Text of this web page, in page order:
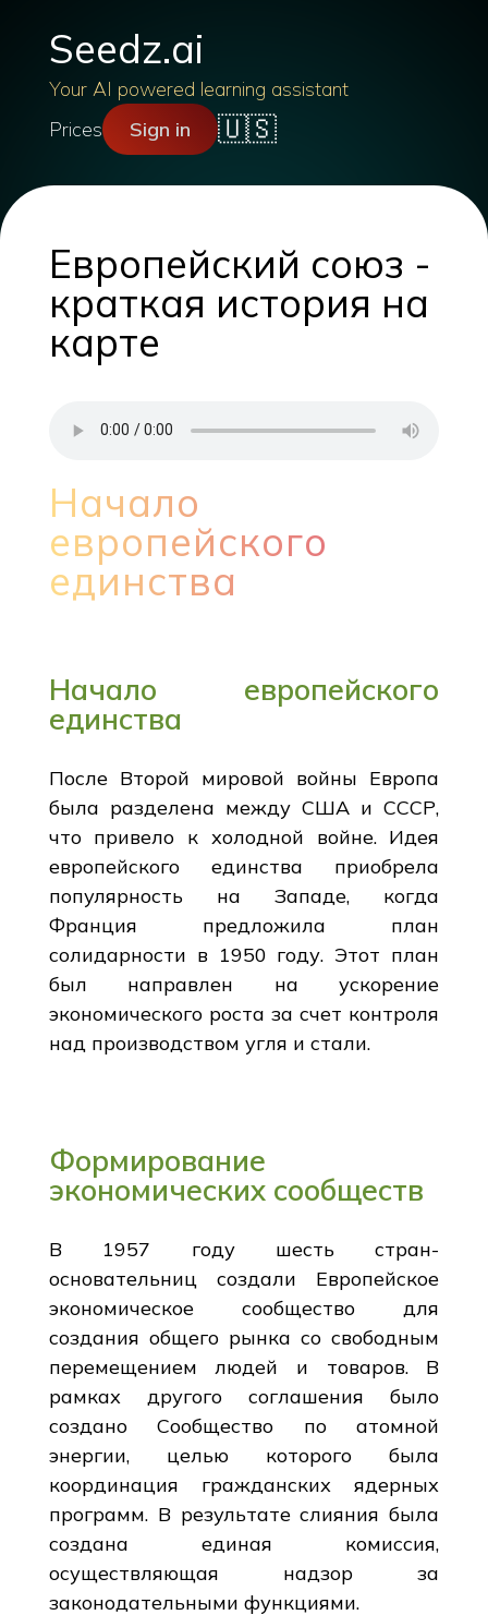
Seedz.ai
Your AI powered learning assistant
Prices
Sign in 🇺🇸
Европейский союз -
краткая история на
карте
Начало
европейского
единства
Начало европейского
единства
После Второй мировой войны Европа
была разделена между США и СССР,
что привело к холодной войне. Идея
европейского единства приобрела
популярность на Западе, когда
Франция предложила план
солидарности в 1950 году. Этот план
был направлен на ускорение
экономического роста за счет контроля
над производством угля и стали.
Формирование
экономических сообществ
В 1957 году шесть стран-
основательниц создали Европейское
экономическое сообщество для
создания общего рынка со свободным
перемещением людей и товаров. В
рамках другого соглашения было
создано Сообщество по атомной
энергии, целью которого была
координация гражданских ядерных
программ. В результате слияния была
создана единая комиссия,
осуществляющая надзор за
законодательными функциями.